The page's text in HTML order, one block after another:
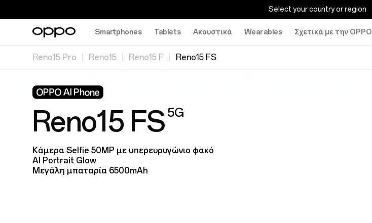
Select your country or region
Smartphones Tablets Ακουστικά Wearables Σχετικά με την OPPO
Reno15 Pro Reno15 Reno15 F Reno15 FS
Reno15 FS 5G
Κάμερα Selfie 50MP με υπερευρυγώνιο φακό
AI Portrait Glow
Μεγάλη μπαταρία 6500mAh